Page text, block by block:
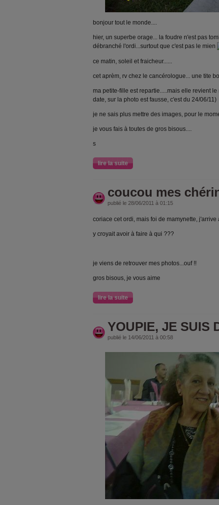
bonjour tout le monde....
hier, un superbe orage... la foudre n'est pas
débranché l'ordi...surtout que c'est pas le mien
ce matin, soleil et fraicheur......
cet aprèm, rv chez le cancérologue... une tite
ma petite-fille est repartie.....mais elle revient
date, sur la photo est fausse, c'est du 24/06/11)
je ne sais plus mettre des images, pour le
je vous fais à toutes de gros bisous....
s
lire la suite
coucou mes
publié le 28/06/2011 à 01:15
coriace cet ordi, mais foi de mamynette, j'arrive
y croyait avoir à faire à qui ???
je viens de retrouver mes photos...ouf !!
gros bisous, je vous aime
lire la suite
YOUPIE, JE SUIS
publié le 14/06/2011 à 00:58